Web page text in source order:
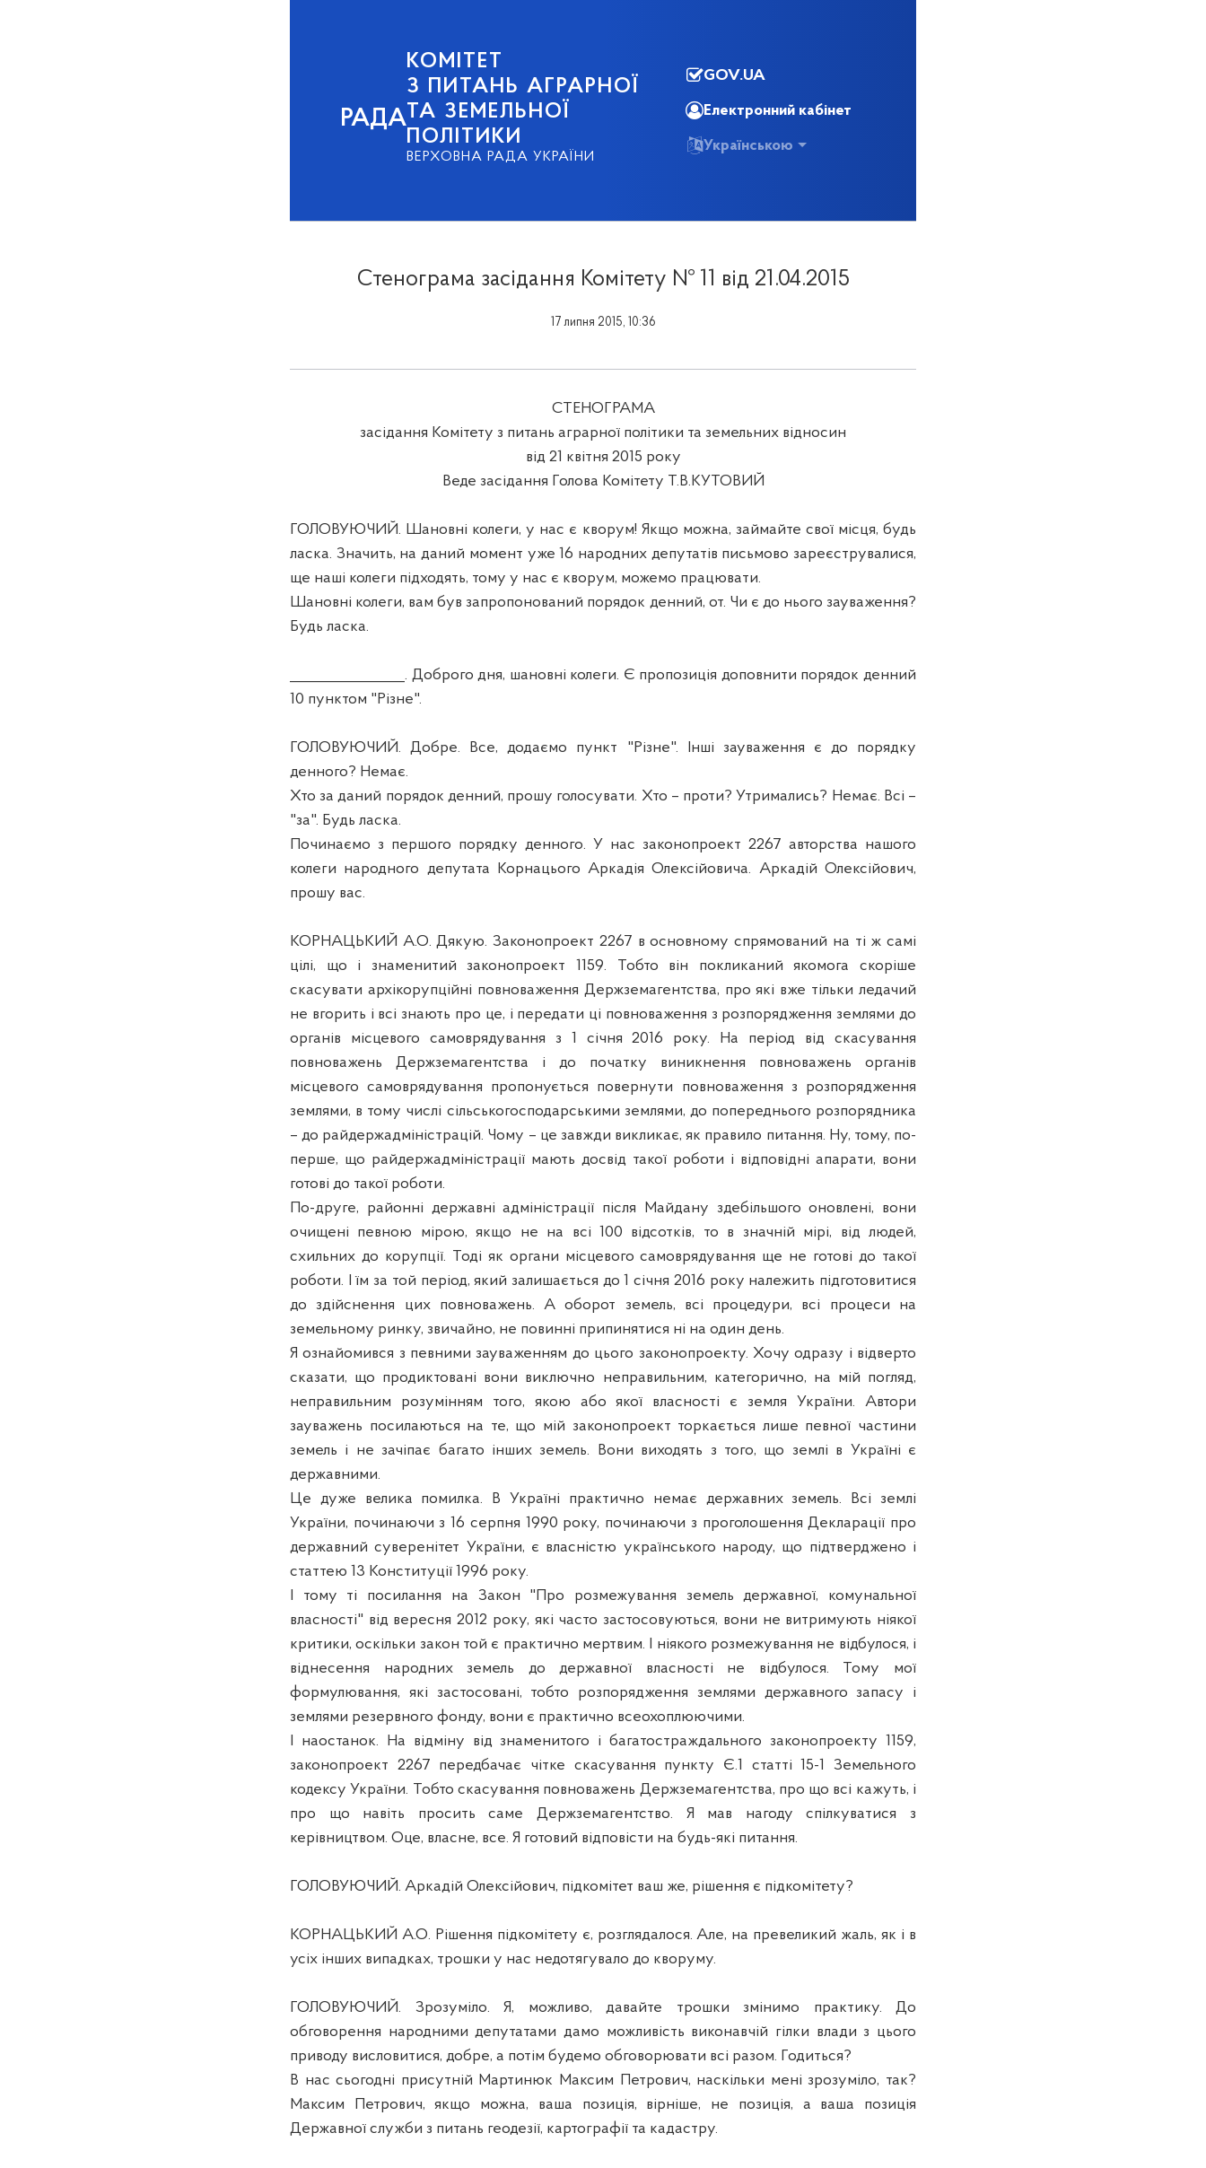
РАДА
КОМІТЕТ
З ПИТАНЬ АГРАРНОЇ
ТА ЗЕМЕЛЬНОЇ
ПОЛІТИКИ
ВЕРХОВНА РАДА УКРАЇНИ
GOV.UA
Електронний кабінет
Українською
Стенограма засідання Комітету № 11 від 21.04.2015
17 липня 2015, 10:36
СТЕНОГРАМА
засідання Комітету з питань аграрної політики та земельних відносин
від 21 квітня 2015 року
Веде засідання Голова Комітету Т.В.КУТОВИЙ
ГОЛОВУЮЧИЙ. Шановні колеги, у нас є кворум! Якщо можна, займайте свої місця, будь
ласка. Значить, на даний момент уже 16 народних депутатів письмово зареєструвалися,
ще наші колеги підходять, тому у нас є кворум, можемо працювати.
Шановні колеги, вам був запропонований порядок денний, от. Чи є до нього зауваження?
Будь ласка.
________________. Доброго дня, шановні колеги. Є пропозиція доповнити порядок денний
10 пунктом "Різне".
ГОЛОВУЮЧИЙ. Добре. Все, додаємо пункт "Різне".
Інші зауваження є до порядку
денного? Немає.
Хто за даний порядок денний, прошу голосувати. Хто – проти? Утримались? Немає. Всі –
"за". Будь ласка.
Починаємо з першого порядку денного. У нас законопроект 2267 авторства нашого
колеги народного депутата Корнацього Аркадія Олексійовича. Аркадій Олексійович,
прошу вас.
КОРНАЦЬКИЙ А.О. Дякую. Законопроект 2267 в основному спрямований на ті ж самі
цілі, що і знаменитий законопроект 1159. Тобто він покликаний якомога скоріше
скасувати архікорупційні повноваження Держземагентства, про які вже тільки ледачий
не вгорить і всі знають про це, і передати ці повноваження з розпорядження землями до
органів місцевого самоврядування з 1 січня 2016 року. На період від скасування
повноважень Держземагентства і до початку виникнення повноважень органів
місцевого самоврядування пропонується повернути повноваження з розпорядження
землями, в тому числі сільськогосподарськими землями, до попереднього розпорядника
– до райдержадміністрацій. Чому – це завжди викликає, як правило питання. Ну, тому, по-
перше, що райдержадміністрації мають досвід такої роботи і відповідні апарати, вони
готові до такої роботи.
По-друге, районні державні адміністрації після Майдану здебільшого оновлені, вони
очищені певною мірою, якщо не на всі 100 відсотків, то в значній мірі, від людей,
схильних до корупції. Тоді як органи місцевого самоврядування ще не готові до такої
роботи. І їм за той період, який залишається до 1 січня 2016 року належить підготовитися
до здійснення цих повноважень. А оборот земель, всі процедури, всі процеси на
земельному ринку, звичайно, не повинні припинятися ні на один день.
Я ознайомився з певними зауваженням до цього законопроекту. Хочу одразу і відверто
сказати, що продиктовані вони виключно неправильним, категорично, на мій погляд,
неправильним розумінням того, якою або якої власності є земля України. Автори
зауважень посилаються на те, що мій законопроект торкається лише певної частини
земель і не зачіпає багато інших земель. Вони виходять з того, що землі в Україні є
державними.
Це дуже велика помилка. В Україні практично немає державних земель. Всі землі
України, починаючи з 16 серпня 1990 року, починаючи з проголошення Декларації про
державний суверенітет України, є власністю українського народу, що підтверджено і
статтею 13 Конституції 1996 року.
І тому ті посилання на Закон "Про розмежування земель державної, комунальної
власності" від вересня 2012 року, які часто застосовуються, вони не витримують ніякої
критики, оскільки закон той є практично мертвим. І ніякого розмежування не відбулося, і
віднесення народних земель до державної власності не відбулося. Тому мої
формулювання, які застосовані, тобто розпорядження землями державного запасу і
землями резервного фонду, вони є практично всеохоплюючими.
І наостанок. На відміну від знаменитого і багатостраждального законопроекту 1159,
законопроект 2267 передбачає чітке скасування пункту Є.1 статті 15-1 Земельного
кодексу України. Тобто скасування повноважень Держземагентства, про що всі кажуть, і
про що навіть просить саме Держземагентство. Я мав нагоду спілкуватися з
керівництвом. Оце, власне, все. Я готовий відповісти на будь-які питання.
ГОЛОВУЮЧИЙ. Аркадій Олексійович, підкомітет ваш же, рішення є підкомітету?
КОРНАЦЬКИЙ А.О. Рішення підкомітету є, розглядалося. Але, на превеликий жаль, як і в
усіх інших випадках, трошки у нас недотягувало до кворуму.
ГОЛОВУЮЧИЙ. Зрозуміло. Я, можливо, давайте трошки змінимо практику. До
обговорення народними депутатами дамо можливість виконавчій гілки влади з цього
приводу висловитися, добре, а потім будемо обговорювати всі разом. Годиться?
В нас сьогодні присутній Мартинюк Максим Петрович, наскільки мені зрозуміло, так?
Максим Петрович, якщо можна, ваша позиція, вірніше, не позиція, а ваша позиція
Державної служби з питань геодезії, картографії та кадастру.